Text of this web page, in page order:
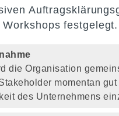
festgelegt.
die Organisation
momentan
des Unternehmens